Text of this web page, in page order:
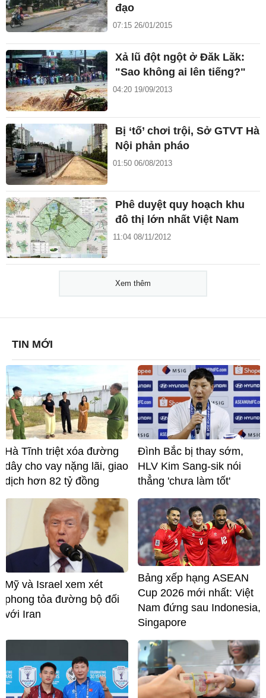
đạo
07:15 26/01/2015
Xả lũ đột ngột ở Đăk Lăk:
"Sao không ai lên tiếng?"
04:20 19/09/2013
Bị ‘tố’ chơi trội, Sở GTVT Hà
Nội phản pháo
01:50 06/08/2013
Phê duyệt quy hoạch khu
đô thị lớn nhất Việt Nam
11:04 08/11/2012
Xem thêm
TIN MỚI
Hà Tĩnh triệt xóa đường
dây cho vay nặng lãi, giao
dịch hơn 82 tỷ đồng
Đình Bắc bị thay sớm,
HLV Kim Sang-sik nói
thẳng 'chưa làm tốt'
Mỹ và Israel xem xét
phong tỏa đường bộ đối
với Iran
Bảng xếp hạng ASEAN
Cup 2026 mới nhất: Việt
Nam đứng sau Indonesia,
Singapore